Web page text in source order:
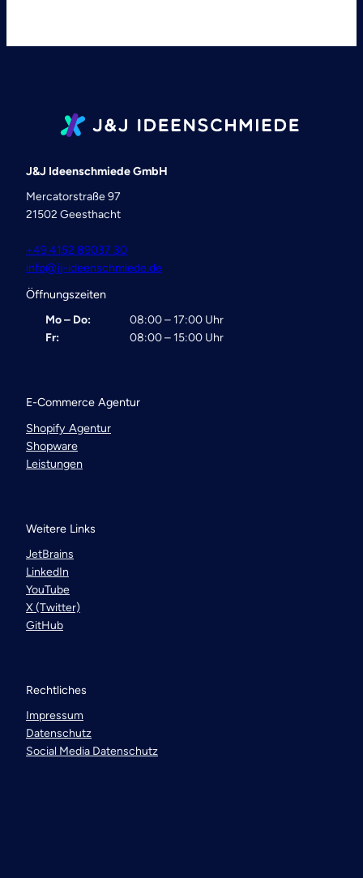
J&J Ideenschmiede GmbH
Mercatorstraße 97
21502 Geesthacht
+49 4152 89037 30
info@jj-ideenschmiede.de
Öffnungszeiten
Mo – Do:
Fr:
08:00 – 17:00 Uhr
08:00 – 15:00 Uhr
E-Commerce Agentur
Shopify Agentur
Shopware
Leistungen
Weitere Links
JetBrains
LinkedIn
YouTube
X (Twitter)
GitHub
Rechtliches
Impressum
Datenschutz
Social Media Datenschutz